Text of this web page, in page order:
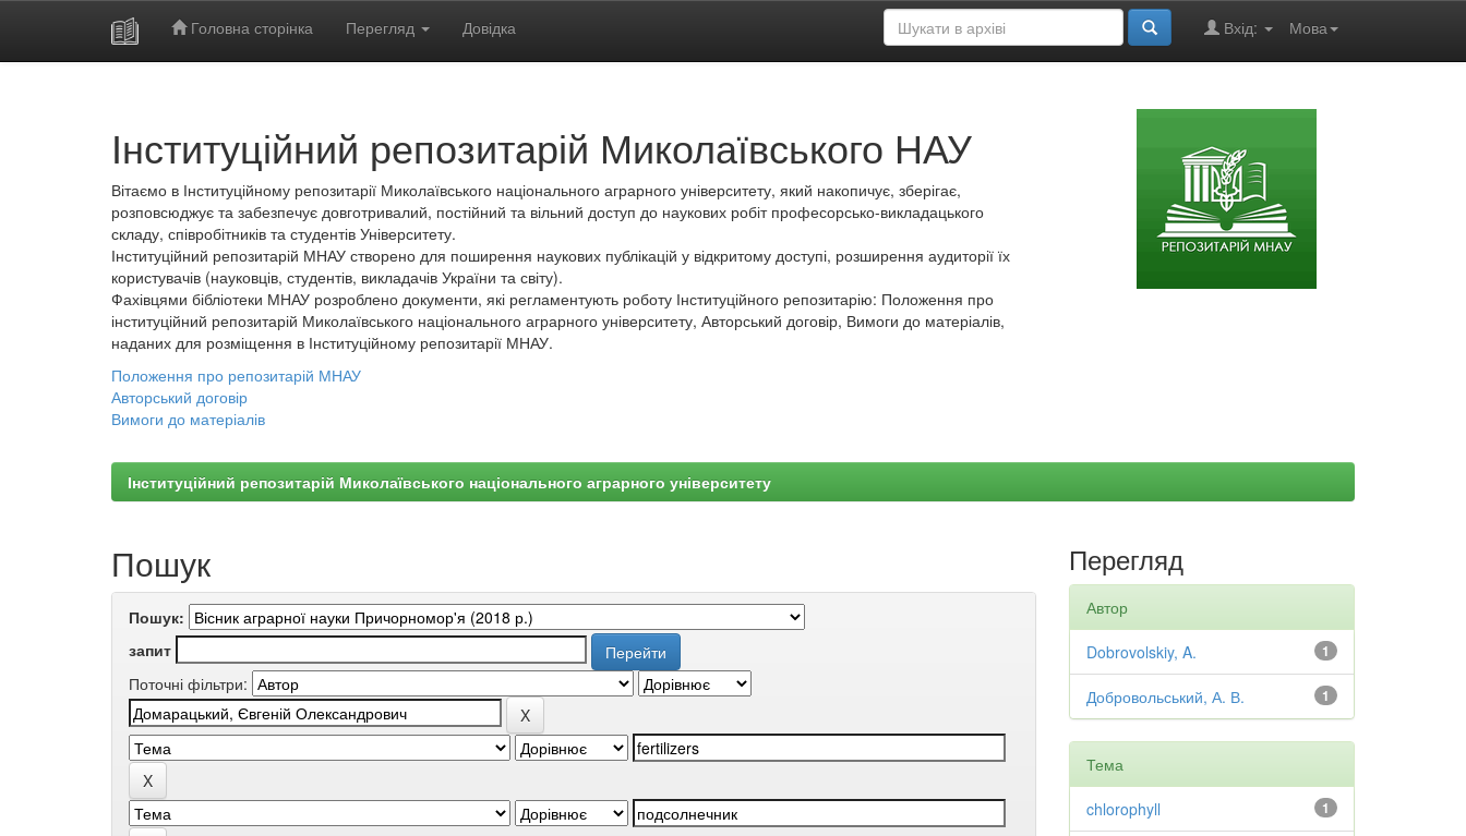
Головна сторінка Перегляд Довідка Мова
Вхід:
Інституційний репозитарій Миколаївського НАУ
Вітаємо в Інституційному репозитарії Миколаївського національного аграрного університету, який накопичує, зберігає,
розповсюджує та забезпечує довготривалий, постійний та вільний доступ до наукових робіт професорсько-викладацького
складу, співробітників та студентів Університету.
Інституційний репозитарій МНАУ створено для поширення наукових публікацій у відкритому доступі, розширення аудиторії їх
користувачів (науковців, студентів, викладачів України та світу).
Фахівцями бібліотеки МНАУ розроблено документи, які регламентують роботу Інституційного репозитарію: Положення про
інституційний репозитарій Миколаївського національного аграрного університету, Авторський договір, Вимоги до матеріалів,
наданих для розміщення в Інституційному репозитарії МНАУ.
Положення про репозитарій МНАУ
Авторський договір
Вимоги до матеріалів
Інституційний репозитарій Миколаївського національного аграрного університету
Пошук
Пошук:
запит
Поточні фільтри:
Перегляд
Автор
1
Dobrovolskiy, A.
1
Добровольський, А. В.
Тема
1
chlorophyll